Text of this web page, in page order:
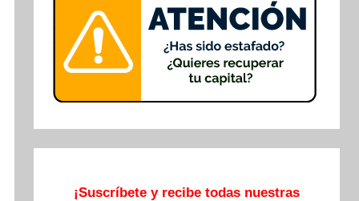
¡Suscríbete y recibe todas nuestras